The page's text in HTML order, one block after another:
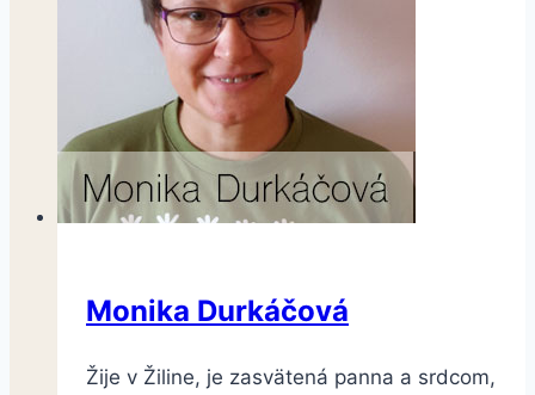
Monika Durkáčová
Žije v Žiline, je zasvätená panna a srdcom,